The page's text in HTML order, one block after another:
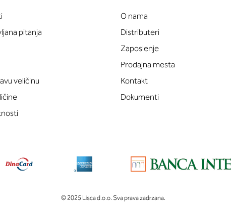
pitanja
veličinu
O nama
Distributeri
Zaposlenje
Prodajna mesta
Kontakt
Dokumenti
© 2025 Lisca d.o.o. Sva prava zadrzana.